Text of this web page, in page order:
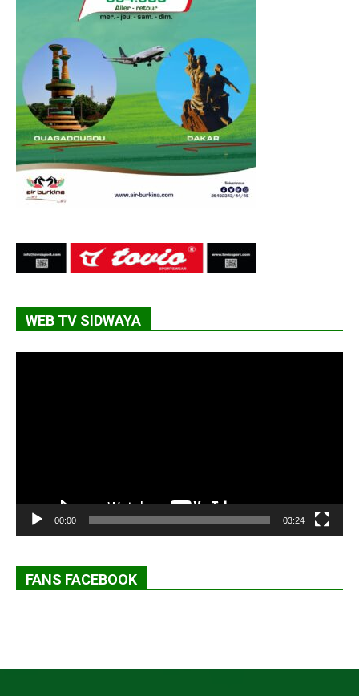
WEB TV SIDWAYA
00:00 03:24
FANS FACEBOOK